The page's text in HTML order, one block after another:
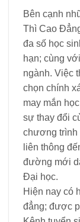
Bên cạnh
Thì Cao
đa số học
hạn; cùng
ngành. Việc
chọn chính
may mắn
sự thay đổi
chương trình
liên thông
đường mới
Đại học.
Hiện nay có
đẳng; được